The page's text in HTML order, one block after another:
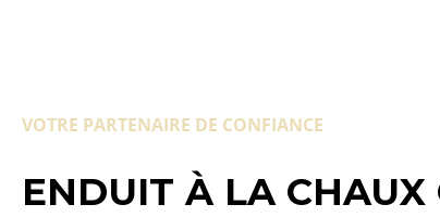
VOTRE PARTENAIRE DE CONFIANCE
ENDUIT À LA CHAUX